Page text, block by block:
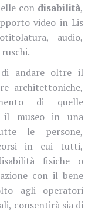
con disabilità,
video in Lis
audio,
andare oltre il
architettoniche,
di quelle
il museo in una
le persone,
in cui tutti,
fisiche o
con il bene
agli operatori
consentirà sia di